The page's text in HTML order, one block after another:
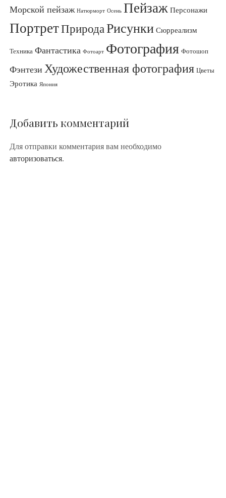
Морской пейзаж Натюрморт Осень Пейзаж Персонажи
ПортретПриродаРисунки Сюрреализм
Техника Фантастика Фотоарт Фотография Фотошоп
Фэнтези Художественная фотография Цветы
Эротика Япония
Добавить комментарий
Для отправки комментария вам необходимо
авторизоваться.